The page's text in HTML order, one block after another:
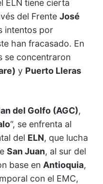
ELN tiene cierta
del Frente José
intentos por
han fracasado. En
se concentraron
y Puerto Lleras
del Golfo (AGC),
“, se enfrenta al
del ELN, que lucha
San Juan, al sur del
base en Antioquia,
con el EMC,